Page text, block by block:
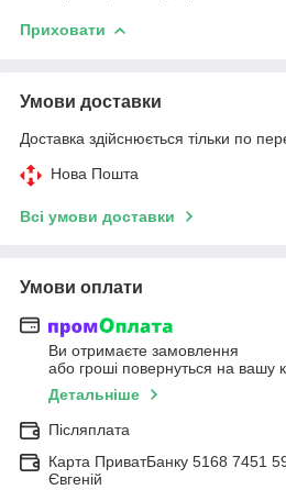
Приховати
Умови доставки
Доставка здійснюється тільки по
Нова Пошта
Всі умови доставки
Умови оплати
Ви отримаєте замовлення
або гроші повернуться на вашу
Детальніше
Післяплата
Карта ПриватБанку 5168 7451
Євгеній